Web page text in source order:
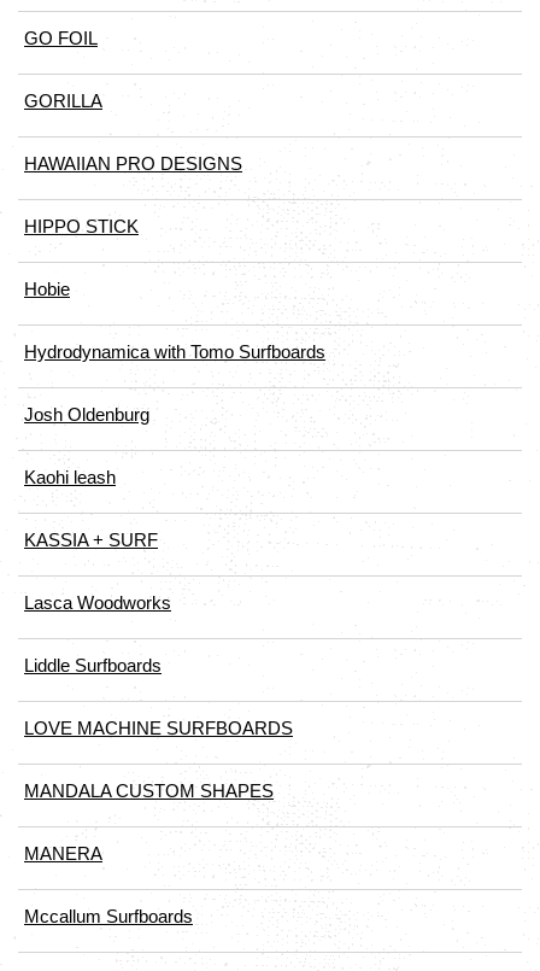
GO FOIL
GORILLA
HAWAIIAN PRO DESIGNS
HIPPO STICK
Hobie
Hydrodynamica with Tomo Surfboards
Josh Oldenburg
Kaohi leash
KASSIA + SURF
Lasca Woodworks
Liddle Surfboards
LOVE MACHINE SURFBOARDS
MANDALA CUSTOM SHAPES
MANERA
Mccallum Surfboards